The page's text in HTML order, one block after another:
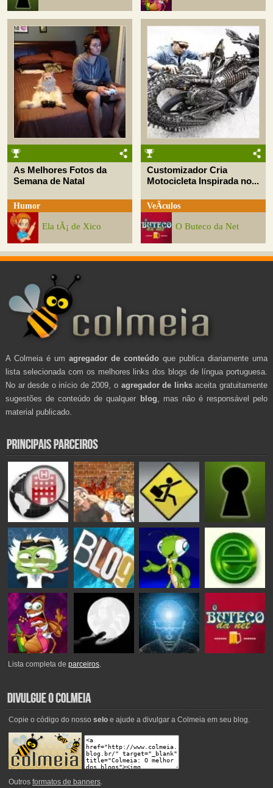
As Melhores Fotos da
Semana de Natal
Humor
Ela tÃ¡ de Xico
Customizador Cria
Motocicleta Inspirada no...
VeÃ­culos
O Buteco da Net
A Colmeia é um agregador de conteúdo que publica diariamente uma
lista selecionada com os melhores links dos blogs de língua portuguesa.
No ar desde o início de 2009, o agregador de linksaceita gratuitamente
sugestões de conteúdo de qualquer blog , mas não é responsável pelo
material publicado.
Lista completa deparceiros.
Copie o código do nosso seloe ajude a divulgar a Colmeia em seu blog.
Outros formatos de banners.